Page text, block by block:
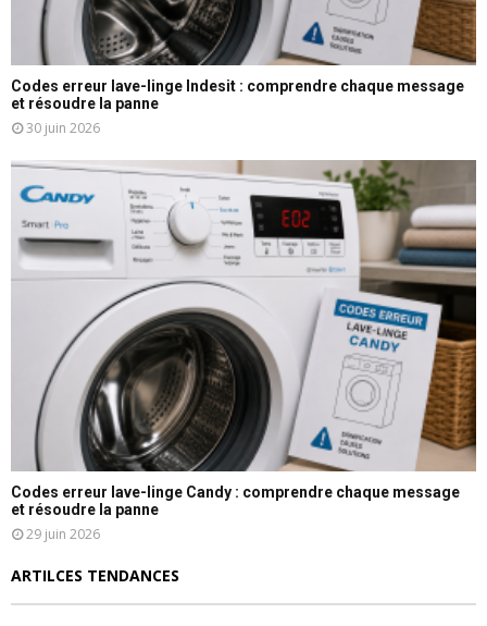
Codes erreur lave-linge Indesit : comprendre chaque message
et résoudre la panne
30 juin 2026
Codes erreur lave-linge Candy : comprendre chaque message
et résoudre la panne
29 juin 2026
ARTILCES TENDANCES